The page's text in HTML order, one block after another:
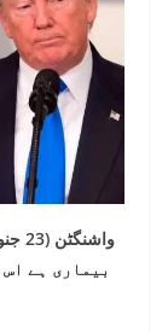
بیماری ہے